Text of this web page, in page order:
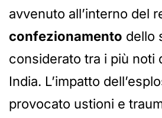
avvenuto all’interno del
confezionamento dello
considerato tra i più noti
India. L’impatto
provocato ustioni e